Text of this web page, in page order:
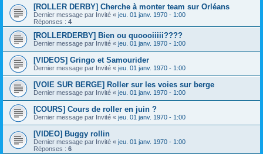
[ROLLER DERBY] Cherche à monter team sur Orléans
Dernier message par Invité « jeu. 01 janv. 1970 - 1:00
Réponses : 4
[ROLLERDERBY] Bien ou quoooiiiii????
Dernier message par Invité « jeu. 01 janv. 1970 - 1:00
[VIDEOS] Gringo et Samourider
Dernier message par Invité « jeu. 01 janv. 1970 - 1:00
[VOIE SUR BERGE] Roller sur les voies sur berge
Dernier message par Invité « jeu. 01 janv. 1970 - 1:00
[COURS] Cours de roller en juin ?
Dernier message par Invité « jeu. 01 janv. 1970 - 1:00
[VIDEO] Buggy rollin
Dernier message par Invité « jeu. 01 janv. 1970 - 1:00
Réponses : 6